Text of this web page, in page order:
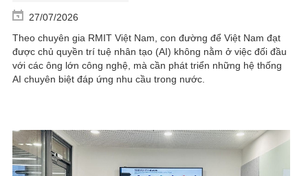
27/07/2026
Theo chuyên gia RMIT Việt Nam, con đường để Việt Nam đạt
được chủ quyền trí tuệ nhân tạo (AI) không nằm ở việc đối đầu
với các ông lớn công nghệ, mà cần phát triển những hệ thống
AI chuyên biệt đáp ứng nhu cầu trong nước.